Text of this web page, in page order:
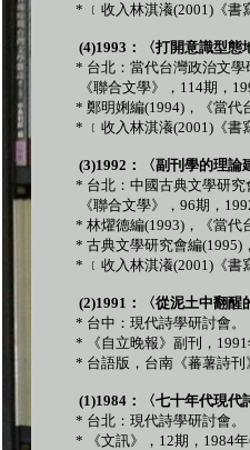
* ﹝收入林淇瀁(2001) 《
(4)1993 ：〈打開意識型
* 台北：當代台灣政治文學
《聯合文學》， 114期，
* 鄭明娳編(1994) ，《當
* ﹝收入林淇瀁(2001) 《
(3)1992 ：〈副刊學的理
* 台北：中國古典文學研究
《聯合文學》， 96期，
* 林燿德編(1993) ，《當代
* 古典文學研究會編(1995)
* ﹝收入林淇瀁(2001) 《
(2)1991 ：〈從泥土中翻
* 台中：現代詩學研討會。
*
《自立晚報》副刊， 1991
* 台語版，台南《蕃薯詩刊
(1)1984 ：〈七十年代現代
* 台北：現代詩學研討會。
*
《文訊》， 12期， 1984年